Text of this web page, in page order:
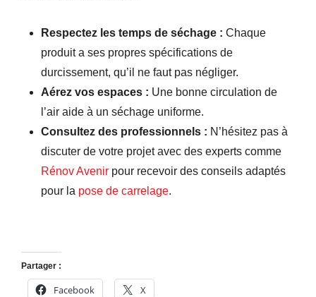
Respectez les temps de séchage : Chaque
produit a ses propres spécifications de
durcissement, qu’il ne faut pas négliger.
Aérez vos espaces : Une bonne circulation de
l’air aide à un séchage uniforme.
Consultez des professionnels : N’hésitez pas à
discuter de votre projet avec des experts comme
Rénov Avenir pour recevoir des conseils adaptés
pour la pose de carrelage.
Partager :
Facebook X